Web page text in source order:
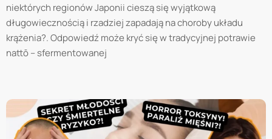
niektórych regionów Japonii cieszą się wyjątkową
długowiecznością i rzadziej zapadają na choroby układu
krążenia?. Odpowiedź może kryć się w tradycyjnej potrawie
nattō – sfermentowanej